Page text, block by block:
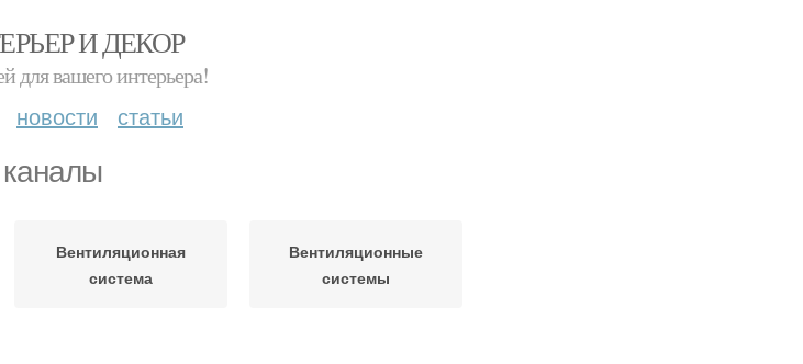
И ДЕКОР
для вашего интерьера!
новости статьи
Вентиляционная
система
Вентиляционные
системы